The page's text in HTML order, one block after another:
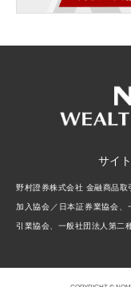
サイ
野村證券株式会社 金融商品
加入協会／日本証券業協会、
引業協会、一般社団法人第二